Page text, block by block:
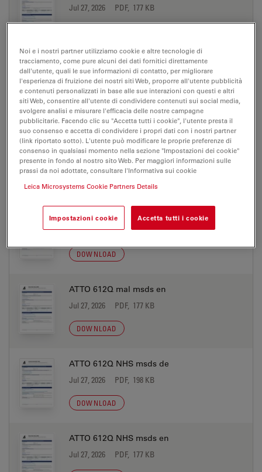
Jul 27, 2026 PDF, 177 KB
ATTO 612Q biotin msds de
Jul 27, 2026 PDF, 198 KB
DOWNLOAD
ATTO 612Q biotin msds en
Jul 27, 2026 PDF, 177 KB
ATTO 612Q mal msds de
Jul 27, 2026 PDF, 198 KB
DOWNLOAD
ATTO 612Q mal msds en
Jul 27, 2026 PDF, 177 KB
DOWNLOAD
ATTO 612Q NHS msds de
Jul 27, 2026 PDF, 198 KB
DOWNLOAD
ATTO 612Q NHS msds en
Jul 27, 2026 PDF, 177 KB
Noi e i nostri partner utilizziamo cookie e altre tecnologie di
tracciamento, come pure alcuni dei dati fornitici direttamente
dall'utente, quali le sue informazioni di contatto, per migliorare
l'esperienza di fruizione dei nostri siti Web, proporre all'utente pubblicità
e contenuti personalizzati in base alle sue interazioni con questi e altri
siti Web, consentire all'utente di condividere contenuti sui social media,
svolgere analisi e misurare l'efficacia delle nostre campagne
pubblicitarie. Facendo clic su "Accetta tutti i cookie", l'utente presta il
suo consenso e accetta di condividere i propri dati con i nostri partner
(link riportato sotto). L'utente può modificare le proprie preferenze di
consenso in qualsiasi momento nella sezione "Impostazioni dei cookie"
presente in fondo al nostro sito Web. Per maggiori informazioni sulle
prassi da noi adottate, consultare l'Informativa sui cookie
Leica Microsystems Cookie Partners Details
Impostazioni cookie Accetta tutti i cookie